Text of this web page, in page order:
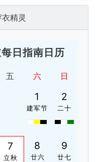
精灵
日指南日历
五 六 日
1
建军节
2
二十
7
立秋
8
廿六
9
廿七